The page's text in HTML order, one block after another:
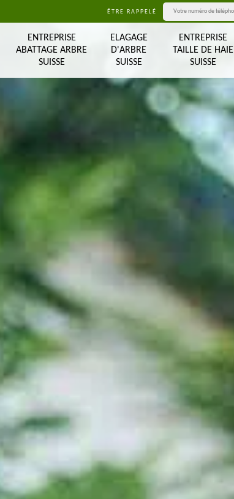
ÊTRE RAPPELÉ
ENTREPRISE
ABATTAGE ARBRE
SUISSE
ELAGAGE
D'ARBRE
SUISSE
ENTREPRISE
TAILLE DE HAIE
SUISSE